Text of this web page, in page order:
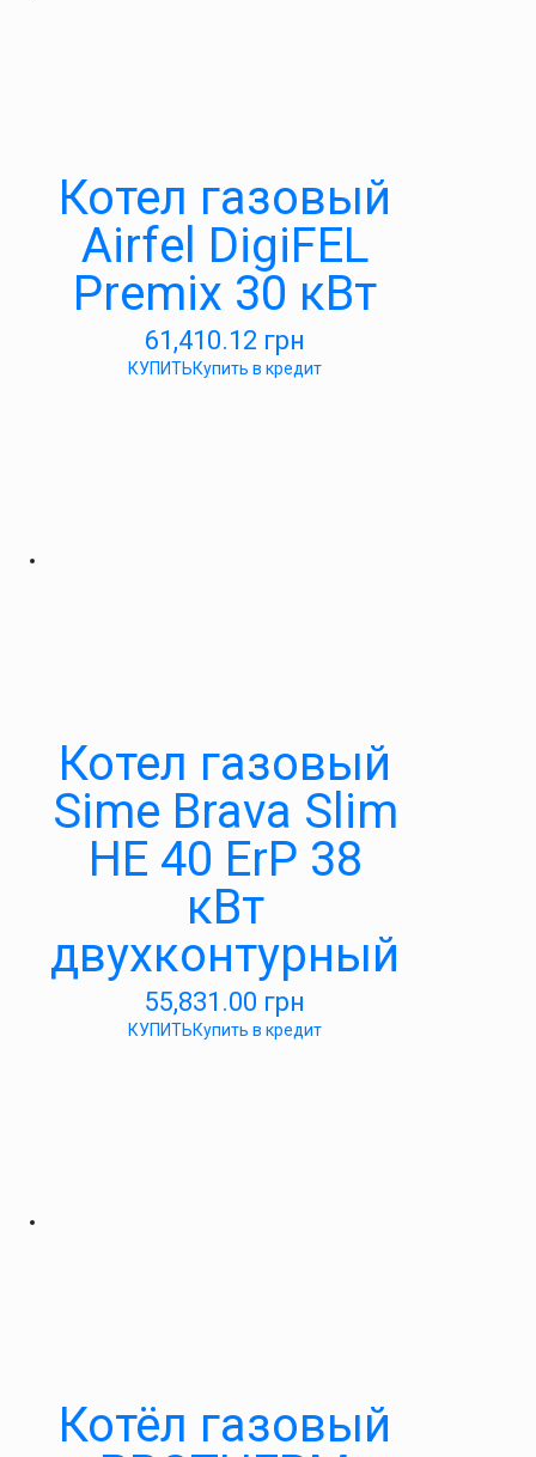
Котел газовый
Airfel DigiFEL
Premix 30 кВт
61,410.12 грн
КУПИТЬКупить в кредит
Котел газовый
Sime Brava Slim
HE 40 ErP 38
кВт
двухконтурный
55,831.00 грн
КУПИТЬКупить в кредит
Котёл газовый